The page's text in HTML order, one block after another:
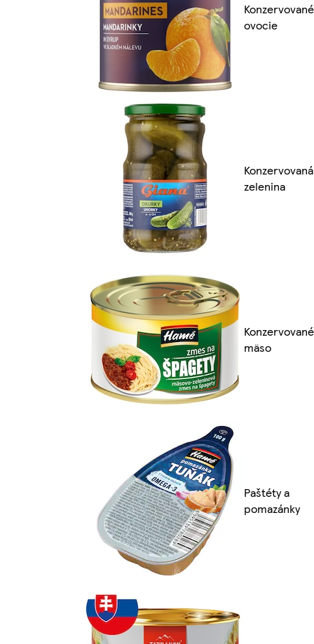
Konzervované
ovocie
Konzervovaná
zelenina
Konzervované
mäso
Paštéty a
pomazánky